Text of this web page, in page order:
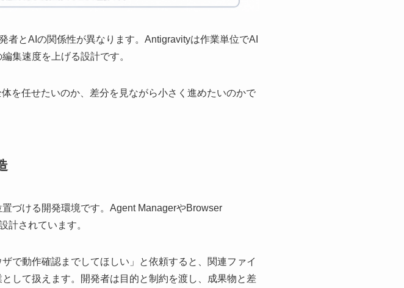
とAIの関係性が異なります。Antigravityは作業単位でAI
集速度を上げる設計です。
を任せたいのか、差分を見ながら小さく進めたいのかで
づける開発環境です。Agent ManagerやBrowser
計されています。
で動作確認までしてほしい」と依頼すると、関連ファイ
して扱えます。開発者は目的と制約を渡し、成果物と差